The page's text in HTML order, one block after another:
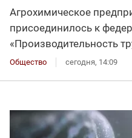
Агрохимическое
присоединилось к
«Производительность
Общество сегодня, 14:09